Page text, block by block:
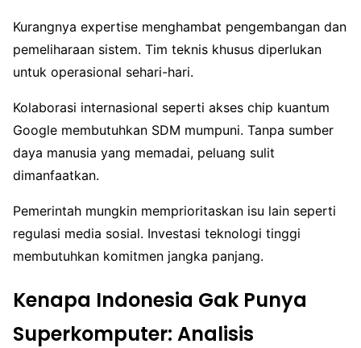
Kurangnya expertise menghambat pengembangan dan
pemeliharaan sistem. Tim teknis khusus diperlukan
untuk operasional sehari-hari.
Kolaborasi internasional seperti akses chip kuantum
Google membutuhkan SDM mumpuni. Tanpa sumber
daya manusia yang memadai, peluang sulit
dimanfaatkan.
Pemerintah mungkin memprioritaskan isu lain seperti
regulasi media sosial. Investasi teknologi tinggi
membutuhkan komitmen jangka panjang.
Kenapa Indonesia Gak Punya
Superkomputer: Analisis